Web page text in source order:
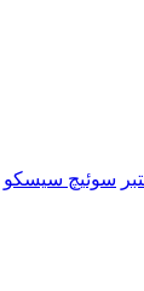
سوئیچ سیسکو